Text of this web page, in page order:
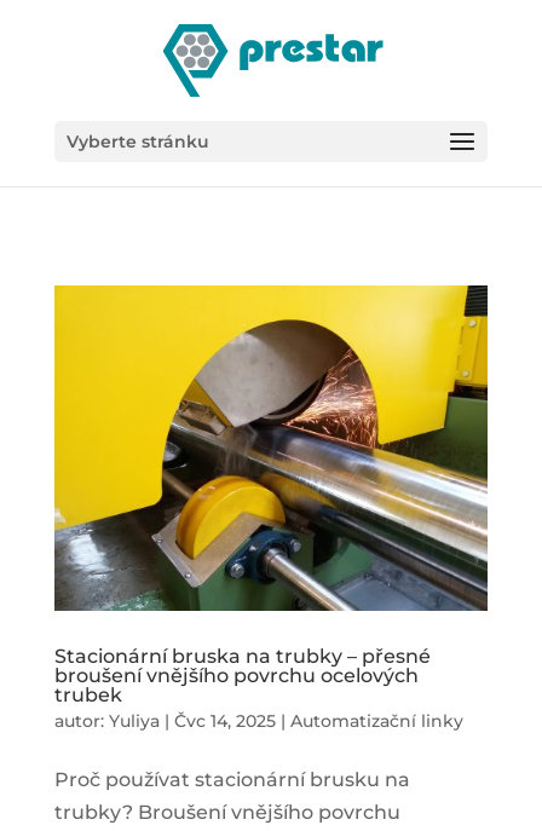
Vyberte stránku
Stacionární bruska na trubky – přesné
broušení vnějšího povrchu ocelových
trubek
autor: Yuliya| Čvc 14, 2025| Automatizační linky
Proč používat stacionární brusku na
trubky? Broušení vnějšího povrchu